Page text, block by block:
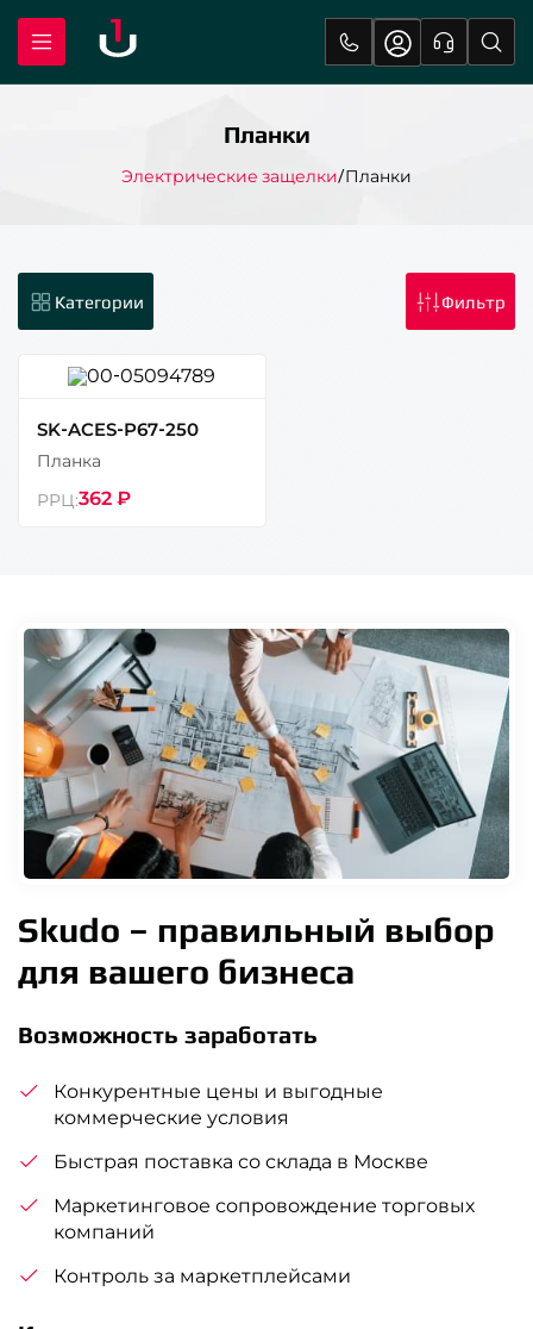
Планки
Электрические защелки Планки
SK-ACES-P67-250
Планка
РРЦ:362 ₽
Skudo – правильный выбор
для вашего бизнеса
Возможность заработать
Конкурентные цены и выгодные
коммерческие условия
Быстрая поставка со склада в Москве
Маркетинговое сопровождение торговых
компаний
Контроль за маркетплейсами